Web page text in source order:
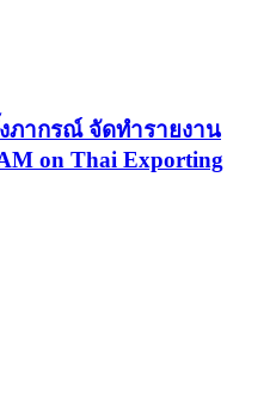
ภากรณ์ จัดทำรายงาน
on Thai Exporting